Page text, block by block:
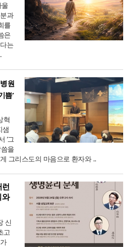
과
를
은
는
원
쁨’
혁
샘
‘그
을
그리스도의 마음으로 환자와 ..
런
와
신
고